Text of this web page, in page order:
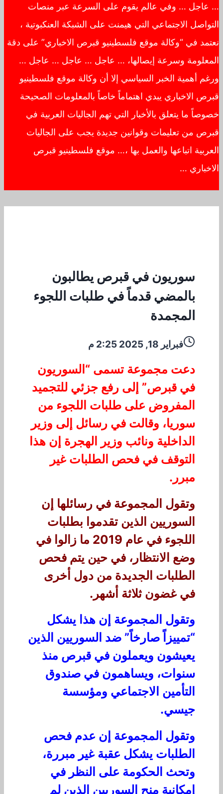
… عاجل … وفي عالم يقوم على السرعة عبر منصات
التواصل الاجتماعي التي هيمنت على الشبكة العنكبوتية ،
نعتمد في “وكالة موقع فلسطينيو قبرص الاخباري” على دقة
المعلومة وسرعة إيصالها، … عاجل … عاجل … عاجل …
ورغم أهمية الخبر السياسي إلا أن وكالة موقع فلسطينيو
قبرص الاخباري يبدي اهتماماً خاصاً بالمعلومات الصحيحة
خصوصاً ما يتعلق بالأخبار التي تهم الجاليات العربية في
قبرص من تعليمات وقوانين جديدة يجب على الجاليات
العربية اتباعها والعمل بها ،… موقع فلسطينيو قبرص
الاخباري …
سوريون في قبرص يطالبون
بالمضي قدماً في طلبات اللجوء
المجمدة
فبراير 18, 2025 2:25 م
دعت مجموعة تسمى “السوريون
في قبرص” إلى رفع جزئي للتجميد
المفروض على طلبات اللجوء من
سوريا، وقالت في رسائل إلى وزير
الداخلية ونائب وزير الهجرة إن هذا
التوقف في فحص الطلبات غير
مبرر.
وتقول المجموعة في رسائلها إن
السوريين الذين تقدموا بطلبات
اللجوء في عام 2019 ما زالوا في
وضع الانتظار، في حين يتم فحص
الطلبات الجديدة من دول أخرى
في غضون ثلاثة أشهر.
وتقول المجموعة إن هذا يشكل
“تمييزاً صارخاً” ضد السوريين الذين
يعيشون ويعملون في قبرص منذ
سنوات، ويساهمون في صندوق
التأمين الاجتماعي ومؤسسة
جيسي.
وتقول المجموعة إن عدم فحص
الطلبات يشكل عقبة غير مبررة،
وتحث الحكومة على النظر في
إمكانية منح السوريين الذين لم